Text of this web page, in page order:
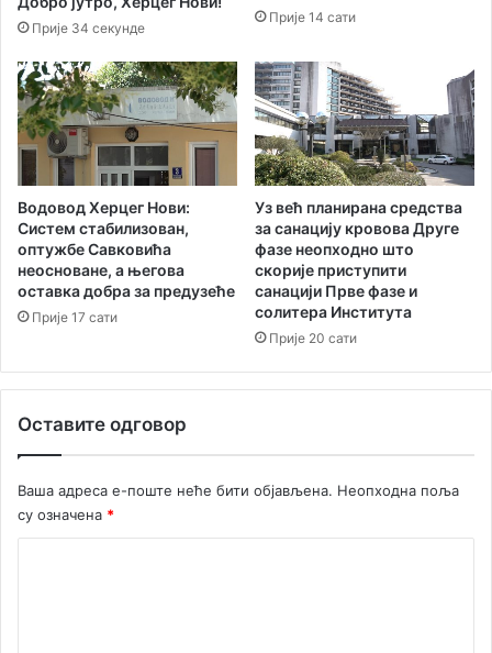
п
о
т
и
в
у
м
у
н
и
ј
е
в
р
о
п
с
о
м
а
ц
и
е
Прије 34 секунде
Прије 14 сати
Водовод Херцег Нови:
Систем стабилизован,
оптужбе Савковића
неосноване, а његова
оставка добра за предузеће
Прије 17 сати
Уз већ планирана средства
за санацију кровова Друге
фазе неопходно што
скорије приступити
санацији Прве фазе и
солитера Института
Прије 20 сати
Оставите одговор
Ваша адреса е-поште неће бити објављена. Неопходна поља
су означена *